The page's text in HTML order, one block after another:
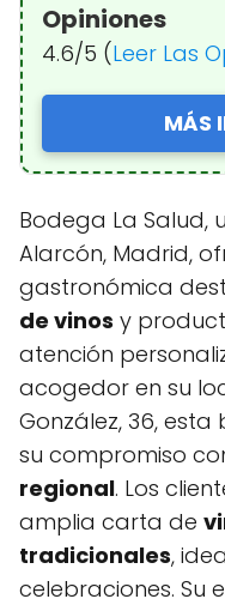
Opiniones
4.6/5 (Leer Las
MÁS
Bodega La Salud,
Alarcón, Madrid,
gastronómica
de vinos y
atención
acogedor en su
González, 36,
su compromiso
regional. Los
amplia carta de
tradicionales,
celebraciones. Su